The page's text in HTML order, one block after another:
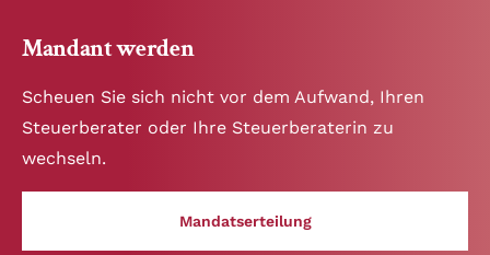
Mandant werden
Scheuen Sie sich nicht vor dem Aufwand, Ihren
Steuerberater oder Ihre Steuerberaterin zu
wechseln.
Mandatserteilung